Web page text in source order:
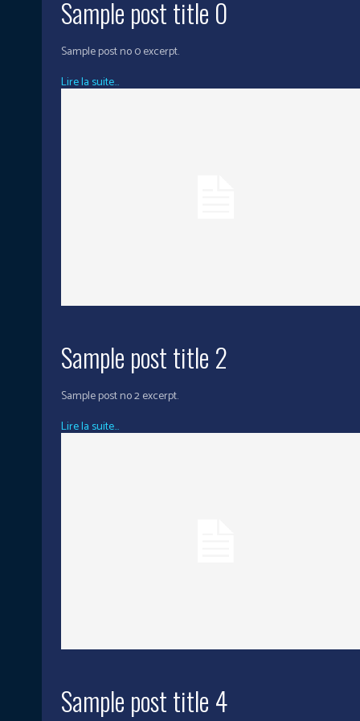
Sample post title 0
Sample post no 0 excerpt.
Lire la suite...
Sample post title 2
Sample post no 2 excerpt.
Lire la suite...
Sample post title 4